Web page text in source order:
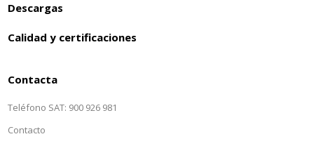
Descargas
Calidad y certificaciones
Contacta
Teléfono SAT: 900 926 981
Contacto